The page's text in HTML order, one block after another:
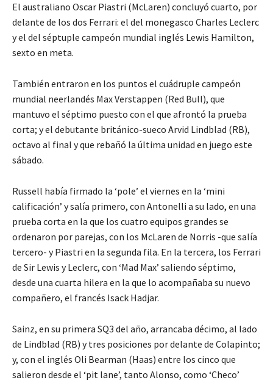
El australiano Oscar Piastri (McLaren) concluyó cuarto, por
delante de los dos Ferrari: el del monegasco Charles Leclerc
y el del séptuple campeón mundial inglés Lewis Hamilton,
sexto en meta.
También entraron en los puntos el cuádruple campeón
mundial neerlandés Max Verstappen (Red Bull), que
mantuvo el séptimo puesto con el que afrontó la prueba
corta; y el debutante británico-sueco Arvid Lindblad (RB),
octavo al final y que rebañó la última unidad en juego este
sábado.
Russell había firmado la ‘pole’ el viernes en la ‘mini
calificación’ y salía primero, con Antonelli a su lado, en una
prueba corta en la que los cuatro equipos grandes se
ordenaron por parejas, con los McLaren de Norris -que salía
tercero- y Piastri en la segunda fila. En la tercera, los Ferrari
de Sir Lewis y Leclerc, con ‘Mad Max’ saliendo séptimo,
desde una cuarta hilera en la que lo acompañaba su nuevo
compañero, el francés Isack Hadjar.
Sainz, en su primera SQ3 del año, arrancaba décimo, al lado
de Lindblad (RB) y tres posiciones por delante de Colapinto;
y, con el inglés Oli Bearman (Haas) entre los cinco que
salieron desde el ‘pit lane’, tanto Alonso, como ‘Checo’